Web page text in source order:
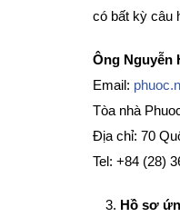
có bất kỳ câu
Ông Nguyễn
Email:
Tòa nhà
Địa chỉ: 70
Tel: +84 (28)
Hồ sơ